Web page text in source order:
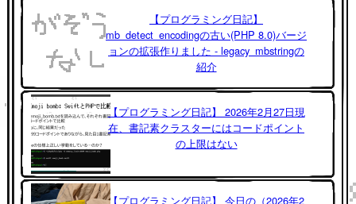
【プログラミング日記】
mb_detect_encodingの古い(PHP 8.0)バージ
ョンの拡張作りました - legacy_mbstringの
紹介
【プログラミング日記】 2026年2月27日現
在、書記素クラスターにはコードポイント
の上限はない
【プログラミング日記】 今日の（2026年2